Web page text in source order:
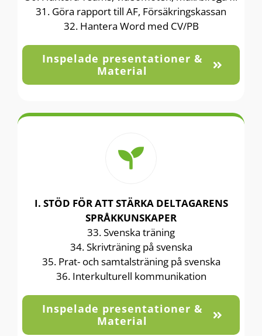
31. Göra rapport till AF, Försäkringskassan
32. Hantera Word med CV/PB
Inspelade presentationer &
Material
I. STÖD FÖR ATT STÄRKA DELTAGARENS
SPRÅKKUNSKAPER
33. Svenska träning
34. Skrivträning på svenska
35. Prat- och samtalsträning på svenska
36. Interkulturell kommunikation
Inspelade presentationer &
Material